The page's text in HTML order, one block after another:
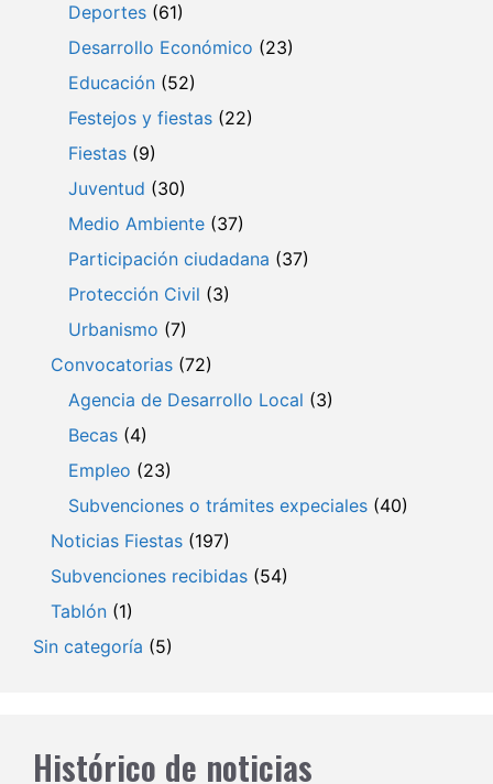
Deportes (61)
Desarrollo Económico (23)
Educación (52)
Festejos y fiestas (22)
Fiestas (9)
Juventud (30)
Medio Ambiente (37)
Participación ciudadana (37)
Protección Civil (3)
Urbanismo (7)
Convocatorias (72)
Agencia de Desarrollo Local (3)
Becas (4)
Empleo (23)
Subvenciones o trámites expeciales (40)
Noticias Fiestas (197)
Subvenciones recibidas (54)
Tablón (1)
Sin categoría (5)
Histórico de noticias